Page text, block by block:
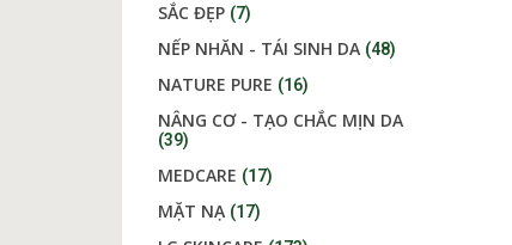
SẮC ĐẸP (7)
NẾP NHĂN - TÁI SINH DA (48)
NATURE PURE (16)
NÂNG CƠ - TẠO CHẮC MỊN DA
(39)
MEDCARE (17)
MẶT NẠ (17)